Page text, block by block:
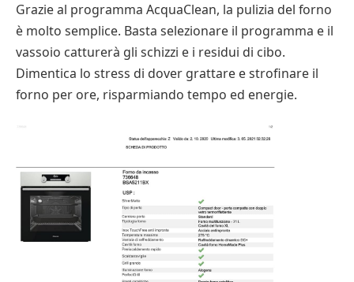
Grazie al programma AcquaClean, la pulizia del forno
è molto semplice. Basta selezionare il programma e il
vassoio catturerà gli schizzi e i residui di cibo.
Dimentica lo stress di dover grattare e strofinare il
forno per ore, risparmiando tempo ed energie.